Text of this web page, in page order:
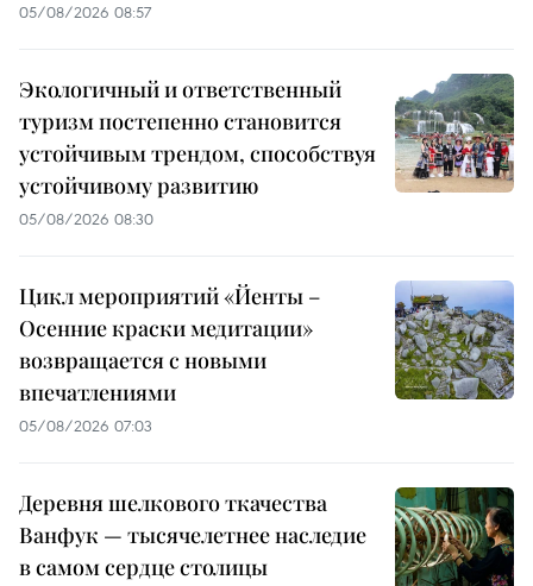
05/08/2026 08:57
Экологичный и ответственный
туризм постепенно становится
устойчивым трендом, способствуя
устойчивому развитию
05/08/2026 08:30
Цикл мероприятий «Йенты –
Осенние краски медитации»
возвращается с новыми
впечатлениями
05/08/2026 07:03
Деревня шелкового ткачества
Ванфук — тысячелетнее наследие
в самом сердце столицы